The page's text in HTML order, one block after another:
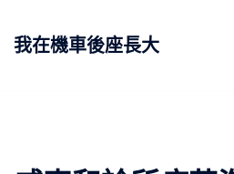
我在機車後座長大